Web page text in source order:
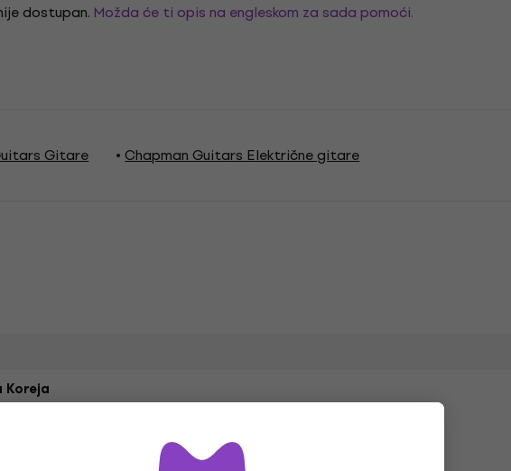
dostupan. Možda će ti opis na engleskom za sada pomoći.
Gitare Chapman Guitars Električne gitare
Koreja